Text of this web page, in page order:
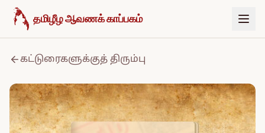
உள்ளடக்கத்திற்குச் செல்க
தமிழீழ ஆவணக் காப்பகம்
கட்டுரைகளுக்குத் திரும்பு